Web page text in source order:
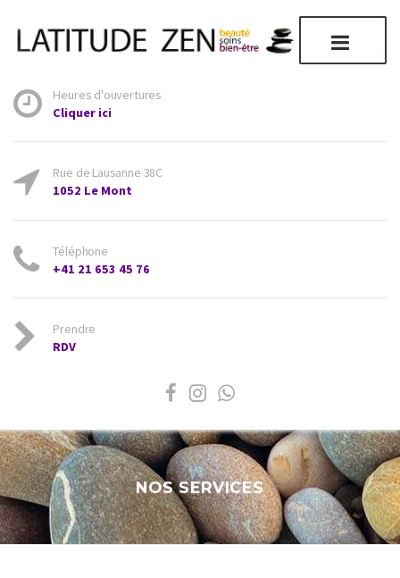
Heures d'ouvertures
Cliquer ici
Rue de Lausanne 38C
1052 Le Mont
Téléphone
+41 21 653 45 76
Prendre
RDV
NOS SERVICES